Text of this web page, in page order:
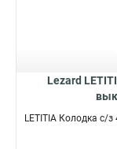
Lezard
LETITIA Колодка с/